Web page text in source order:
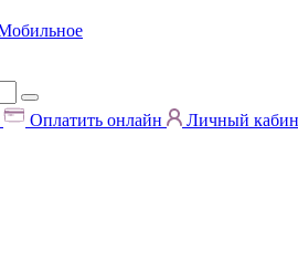
Оплатить онлайн
Личный